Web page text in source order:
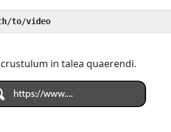
to/video
in talea quaerendi.